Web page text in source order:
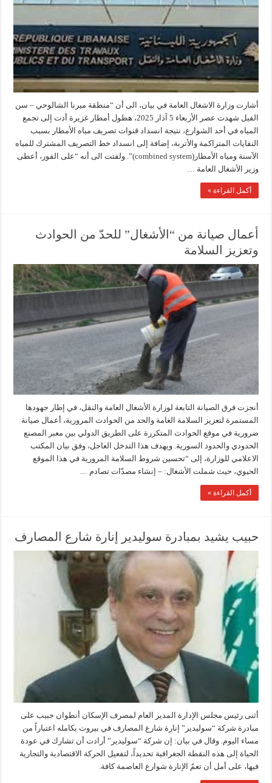
أشارت وزارة الاشغال العامة في بيان، الى أن “منطقة ميرنا الشالوحي – سن
الفيل شهدت عصر الأربعاء 5 آذار 2025، هطول أمطار غزيرة أدت إلى تجمع
المياه في أحد الشوارع، نتيجة انسداد قنوات تصريف مياه الأمطار بسبب
النفايات المتراكمة والأتربة، إضافة إلى انسداد خط التصريف المشترك للمياه
الآسنة ومياه الأمطار(combined system)”. ولفتت الى أنه “على الفور، أعطى
وزير الأشغال العامة …
أكمل القراءة »
أعمال صيانة من “الأشغال” للحدّ من الحوادث
وتعزيز السلامة
أنجزت فرق الصيانة التابعة لوزارة الأشغال العامة والنقل، في إطار جهودها
المستمرة لتعزيز السلامة العامة والحد من الحوادث المرورية، أعمال صيانة
ضرورية في موقع الحوادث المتكررة على الطريق الدولي بين معبر المصنع
الحدودي والحدود السورية. ويهدف هذا التدخل العاجل، وفق بيان المكتب
الاعلامي للوزارة، إلى “تحسين شروط السلامة المرورية في هذا الموقع
الحيوي، حيث شملت الأشغال: – إنشاء مصدّات تصادم …
أكمل القراءة »
حبيب يشيد بمبادرة سوليدير إنارة شارع المصارف
أثنى رئيس مجلس الإدارة المدير العام لمصرف الإسكان أنطوان حبيب على
مبادرة شركة “سوليدير” إنارة شارع المصارف في بيروت بكامله اعتباراً من
مساء اليوم. وقال في بيان: إن شركة “سوليدير” أرادت أن تشارك في عودة
الحياة إلى هذه النقطة الجغرافية تحديداً، لتفعيل الحركة الاقتصادية والتجارية
فيها، على أمل أن تعمٌ الإنارة شوارع العاصمة كافة.